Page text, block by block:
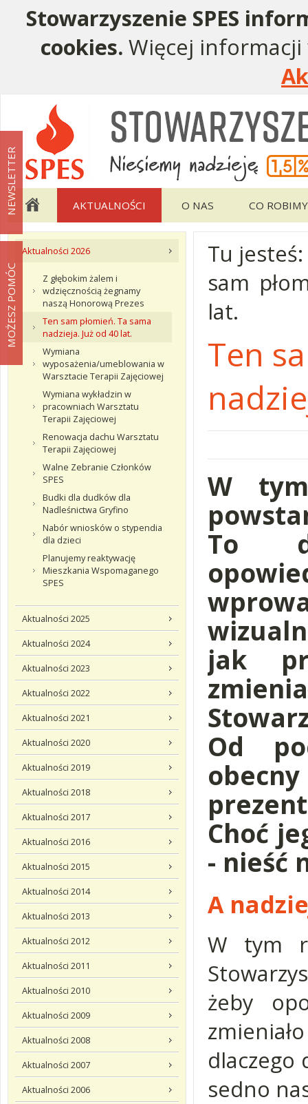
Stowarzyszenie SPES
cookies. Więcej
Menu pomocnicze
Menu główne
AKTUALNOŚCI O NAS CO ROBIMY
Menu podstrony Aktualności
Aktualności 2026
Z głębokim żalem i
wdzięcznością żegnamy
naszą Honorową Prezes
Ten sam płomień. Ta sama
nadzieja. Już od 40 lat.
Wymiana
wyposażenia/umeblowania w
Warsztacie Terapii Zajęciowej
Wymiana wykładzin w
pracowniach Warsztatu
Terapii Zajęciowej
Renowacja dachu Warsztatu
Terapii Zajęciowej
Walne Zebranie Członków
SPES
Budki dla dudków dla
Nadleśnictwa Gryfino
Nabór wniosków o stypendia
dla dzieci
Planujemy reaktywację
Mieszkania Wspomaganego
SPES
Aktualności 2025
Aktualności 2024
Aktualności 2023
Aktualności 2022
Aktualności 2021
Aktualności 2020
Aktualności 2019
Aktualności 2018
Aktualności 2017
Aktualności 2016
Aktualności 2015
Aktualności 2014
Aktualności 2013
Aktualności 2012
Aktualności 2011
Aktualności 2010
Aktualności 2009
Aktualności 2008
Aktualności 2007
Aktualności 2006
Tu jesteś:
sam
lat.
Ten
W
To
jak
Od
Choć
- nieść
A
W tym
żeby
dlaczego
sedno
NEWSLETTER
MOŻESZ POMÓC